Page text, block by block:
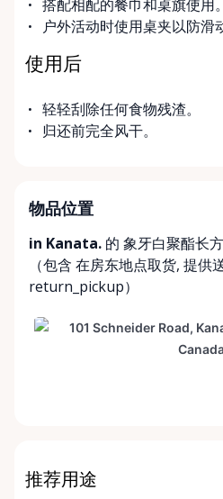
搭配相配的餐巾和桌旗使用。
户外活动时使用桌夹以防滑
使用后
轻轻刮除任何食物残渣。
归还前完全风干。
物品位置
in Kanata. 的 象牙白聚酯长
（包含 在房东地点取货, 提供
return_pickup）
推荐用途